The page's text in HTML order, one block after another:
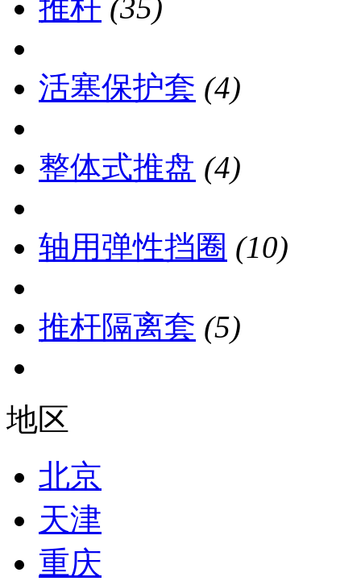
推杆 (35)
活塞保护套 (4)
整体式推盘 (4)
轴用弹性挡圈 (10)
推杆隔离套 (5)
地区
北京
天津
重庆